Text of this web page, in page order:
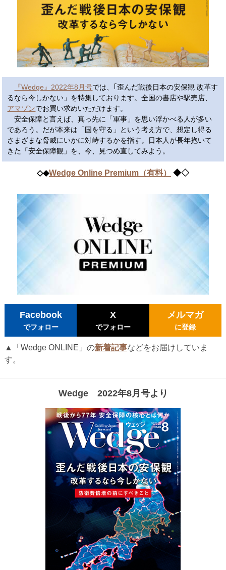
『Wedge』2022年8月号では、｢歪んだ戦後日本の安保観 改革す
るなら今しかない」を特集しております。全国の書店や駅売店、
アマゾンでお買い求めいただけます。
安全保障と言えば、真っ先に「軍事」を思い浮かべる人が多い
であろう。だが本来は「国を守る」という考え方で、想定し得る
さまざまな脅威にいかに対峙するかを指す。日本人が長年抱いて
きた「安全保障観」を、今、見つめ直してみよう。
◇◆Wedge Online Premium​（有料） ◆◇
Facebook
でフォロー
X
でフォロー
メルマガ
に登録
▲「Wedge ONLINE」の新着記事などをお届けしていま
す。
Wedge 2022年8月号より